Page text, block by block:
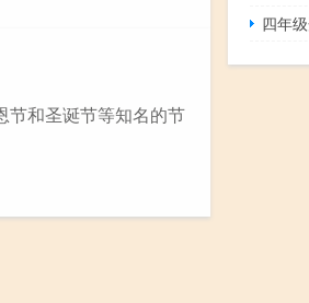
节和圣诞节等知名的节